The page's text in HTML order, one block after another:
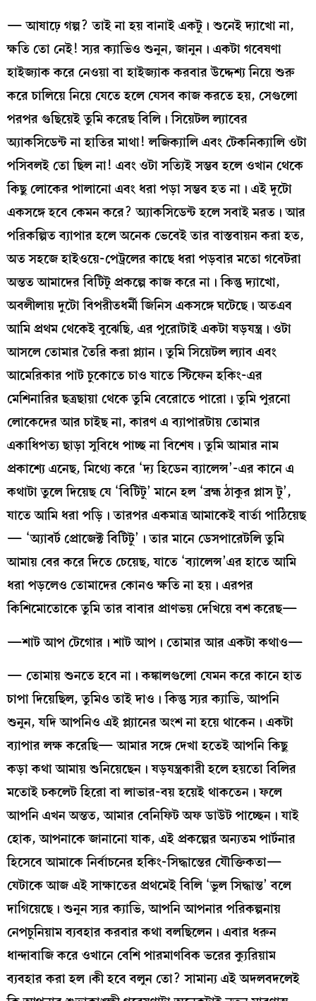
— আষাঢ়ে গল্প? তাই না হয় বানাই একটু। শুনেই দ্যাখো না,
ক্ষতি তো নেই! স্যর ক্যাভিও শুনুন, জানুন। একটা গবেষণা
হাইজ্যাক করে নেওয়া বা হাইজ্যাক করবার উদ্দেশ্য নিয়ে শুরু
করে চালিয়ে নিয়ে যেতে হলে যেসব কাজ করতে হয়, সেগুলো
পরপর গুছিয়েই তুমি করেছ বিলি। সিয়েটল ল্যাবের
অ্যাকসিডেন্ট না হাতির মাথা! লজিক্যালি এবং টেকনিক্যালি ওটা
পসিবলই তো ছিল না! এবং ওটা সত্যিই সম্ভব হলে ওখান থেকে
কিছু লোকের পালানো এবং ধরা পড়া সম্ভব হত না। এই দুটো
একসঙ্গে হবে কেমন করে? অ্যাকসিডেন্ট হলে সবাই মরত। আর
পরিকল্পিত ব্যাপার হলে অনেক ভেবেই তার বাস্তবায়ন করা হত,
অত সহজে হাইওয়ে-পেট্রলের কাছে ধরা পড়বার মতো গবেটরা
অন্তত আমাদের বিটিটু প্রকল্পে কাজ করে না। কিন্তু দ্যাখো,
অবলীলায় দুটো বিপরীতধর্মী জিনিস একসঙ্গে ঘটেছে। অতএব
আমি প্রথম থেকেই বুঝেছি, এর পুরোটাই একটা ষড়যন্ত্র। ওটা
আসলে তোমার তৈরি করা প্ল্যান। তুমি সিয়েটল ল্যাব এবং
আমেরিকার পাট চুকোতে চাও যাতে স্টিফেন হকিং-এর
মেশিনারির ছত্রছায়া থেকে তুমি বেরোতে পারো। তুমি পুরনো
লোকেদের আর চাইছ না, কারণ এ ব্যাপারটায় তোমার
একাধিপত্য ছাড়া সুবিধে পাচ্ছ না বিশেষ। তুমি আমার নাম
প্রকাশ্যে এনেছ, মিথ্যে করে ‘দ্য হিডেন ব্যালেন্স’-এর কানে এ
কথাটা তুলে দিয়েছ যে ‘বিটিটু’ মানে হল ‘ব্রহ্ম ঠাকুর প্লাস টু’,
যাতে আমি ধরা পড়ি। তারপর একমাত্র আমাকেই বার্তা পাঠিয়েছ
— ‘অ্যাবর্ট প্রোজেক্ট বিটিটু’। তার মানে ডেসপারেটলি তুমি
আমায় বের করে দিতে চেয়েছ, যাতে ‘ব্যালেন্স’এর হাতে আমি
ধরা পড়লেও তোমাদের কোনও ক্ষতি না হয়। এরপর
কিশিমোতোকে তুমি তার বাবার প্রাণভয় দেখিয়ে বশ করেছ—
—শাট আপ টেগোর। শাট আপ। তোমার আর একটা কথাও—
— তোমায় শুনতে হবে না। কঙ্কালগুলো যেমন করে কানে হাত
চাপা দিয়েছিল, তুমিও তাই দাও। কিন্তু স্যর ক্যাভি, আপনি
শুনুন, যদি আপনিও এই প্ল্যানের অংশ না হয়ে থাকেন। একটা
ব্যাপার লক্ষ করেছি— আমার সঙ্গে দেখা হতেই আপনি কিছু
কড়া কথা আমায় শুনিয়েছেন। ষড়যন্ত্রকারী হলে হয়তো বিলির
মতোই চকলেট হিরো বা লাভার-বয় হয়েই থাকতেন। ফলে
আপনি এখন অন্তত, আমার বেনিফিট অফ ডাউট পাচ্ছেন। যাই
হোক, আপনাকে জানানো যাক, এই প্রকল্পের অন্যতম পার্টনার
হিসেবে আমাকে নির্বাচনের হকিং-সিদ্ধান্তের যৌক্তিকতা—
যেটাকে আজ এই সাক্ষাতের প্রথমেই বিলি ‘ভুল সিদ্ধান্ত’ বলে
দাগিয়েছে। শুনুন স্যর ক্যাভি, আপনি আপনার পরিকল্পনায়
নেপচুনিয়াম ব্যবহার করবার কথা বলছিলেন। এবার ধরুন
ধান্দাবাজি করে ওখানে বেশি পারমাণবিক ভরের ক্যুরিয়াম
ব্যবহার করা হল।কী হবে বলুন তো? সামান্য এই অদলবদলেই